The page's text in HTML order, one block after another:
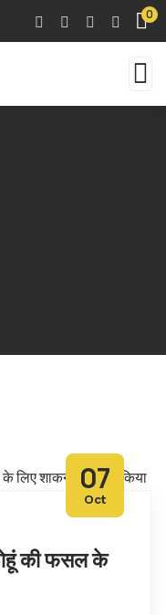
0
07
Oct
की फसल के